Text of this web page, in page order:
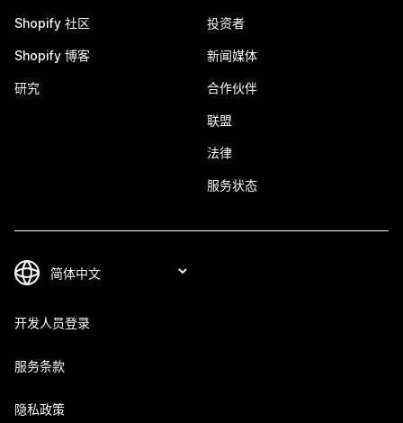
Shopify 社区
Shopify 博客
研究
投资者
新闻媒体
合作伙伴
联盟
法律
服务状态
开发人员登录
服务条款
隐私政策